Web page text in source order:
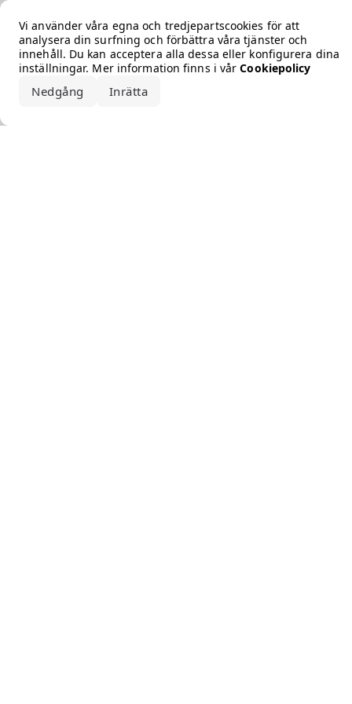
Vi använder våra egna och tredjepartscookies för att
analysera din surfning och förbättra våra tjänster och
innehåll. Du kan acceptera alla dessa eller konfigurera dina
inställningar. Mer information finns i vårCookiepolicy
Nedgång Inrätta
Error loading the brand